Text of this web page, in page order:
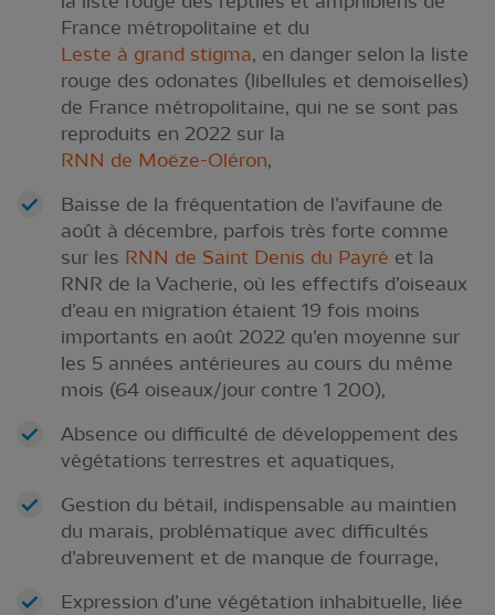
France métropolitaine et du
Leste à grand stigma, en danger selon la liste
rouge des odonates (libellules et demoiselles)
de France métropolitaine, qui ne se sont pas
reproduits en 2022 sur la
RNN de Moëze-Oléron,
Baisse de la fréquentation de l’avifaune de
août à décembre, parfois très forte comme
sur les RNN de Saint Denis du Payré et la
RNR de la Vacherie, où les effectifs d’oiseaux
d’eau en migration étaient 19 fois moins
importants en août 2022 qu’en moyenne sur
les 5 années antérieures au cours du même
mois (64 oiseaux/jour contre 1 200),
Absence ou difficulté de développement des
végétations terrestres et aquatiques,
Gestion du bétail, indispensable au maintien
du marais, problématique avec difficultés
d’abreuvement et de manque de fourrage,
Expression d’une végétation inhabituelle, liée